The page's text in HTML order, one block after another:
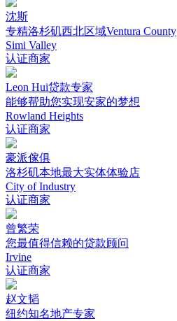
沈斯
专精洛杉矶西北区域Ventura County
Simi Valley
认证商家
Leon Hui贷款专家
能够帮助您实现安家的梦想
Rowland Heights
认证商家
豪派傢俱
洛杉矶本地最大实体体验店
City of Industry
认证商家
曾繁荣
您最值得信赖的贷款顾问
Irvine
认证商家
赵文韬
纽约知名地产专家